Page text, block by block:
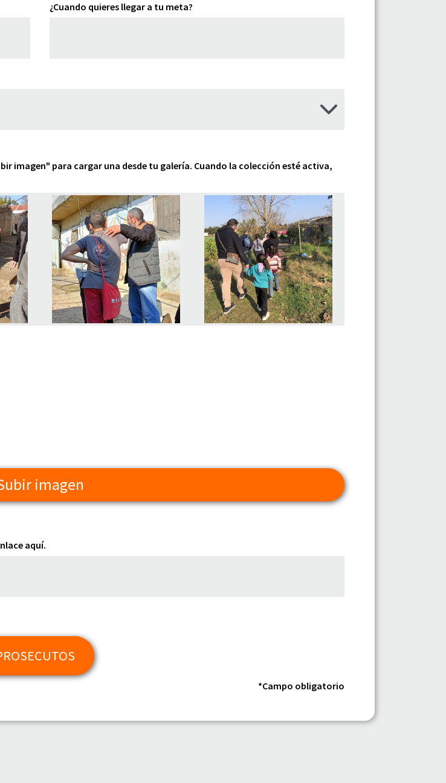
¿Cuando quieres llegar a tu meta?
imagen" para cargar una desde tu galería. Cuando la colección esté activa,
imagen
aquí.
*Campo obligatorio